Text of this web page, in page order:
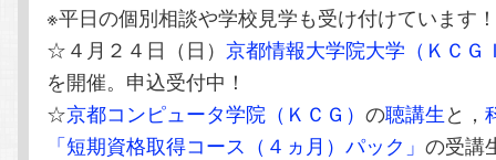
※平日の個別相談や学校見学も受け付けています
☆４月２４日（日）京都情報大学院大学（ＫＣＧ
を開催。申込受付中！
☆京都コンピュータ学院（ＫＣＧ）の聴講生と，
「短期資格取得コース（４ヵ月）パック」の受講